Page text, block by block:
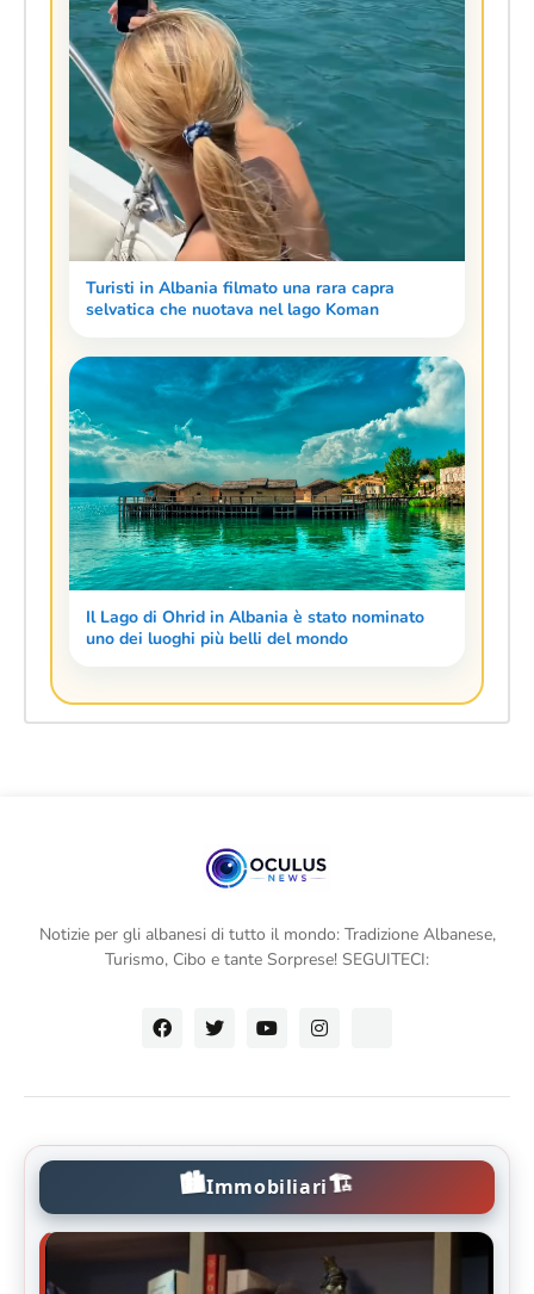
Turisti in Albania filmato una rara capra
selvatica che nuotava nel lago Koman
Il Lago di Ohrid in Albania è stato nominato
uno dei luoghi più belli del mondo
Notizie per gli albanesi di tutto il mondo: Tradizione Albanese,
Turismo, Cibo e tante Sorprese! SEGUITECI:
🏙️Immobiliari🏗️